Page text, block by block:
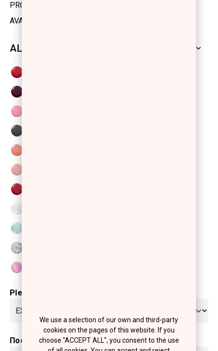
PRODUCT CODE: 1101402
AVAILABILITY: IN STOCK
ALL SHADES
Please select
Ποσότητα
We use a selection of our own and third-party
cookies on the pages of this website. If you
choose "ACCEPT ALL", you consent to the use